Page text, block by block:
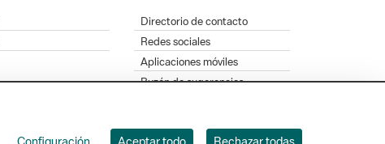
Directorio de contacto
Redes sociales
Aplicaciones móviles
Buzón de sugerencias
Configuración Aceptar todo Rechazar todas